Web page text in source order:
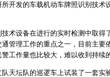
开发的车载机动车牌照识别技术
设备在进行的实时检测中取得
管理工作的重点之一，目前主要
工作量也比较大，难以收到持续
坛队的巡逻车上试装了一套实